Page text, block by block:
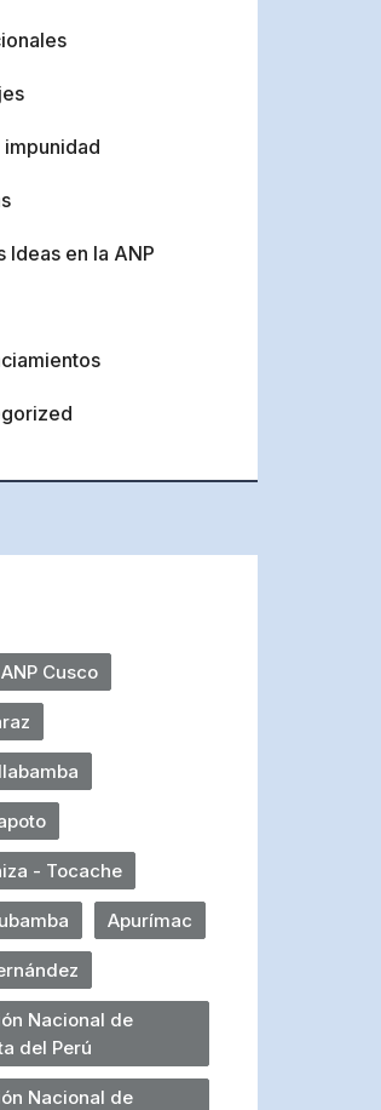
impunidad
Ideas en la ANP
ANP Cusco
- Tocache
Apurímac
Nacional de
del Perú
Nacional de